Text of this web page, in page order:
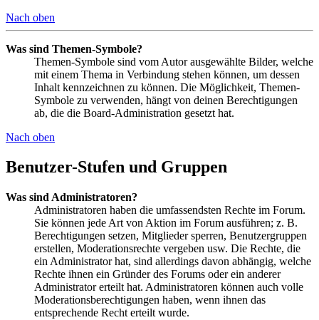
Nach oben
Was sind Themen-Symbole?
Themen-Symbole sind vom Autor ausgewählte Bilder, welche
mit einem Thema in Verbindung stehen können, um dessen
Inhalt kennzeichnen zu können. Die Möglichkeit, Themen-
Symbole zu verwenden, hängt von deinen Berechtigungen
ab, die die Board-Administration gesetzt hat.
Nach oben
Benutzer-Stufen und Gruppen
Was sind Administratoren?
Administratoren haben die umfassendsten Rechte im Forum.
Sie können jede Art von Aktion im Forum ausführen; z. B.
Berechtigungen setzen, Mitglieder sperren, Benutzergruppen
erstellen, Moderationsrechte vergeben usw. Die Rechte, die
ein Administrator hat, sind allerdings davon abhängig, welche
Rechte ihnen ein Gründer des Forums oder ein anderer
Administrator erteilt hat. Administratoren können auch volle
Moderationsberechtigungen haben, wenn ihnen das
entsprechende Recht erteilt wurde.